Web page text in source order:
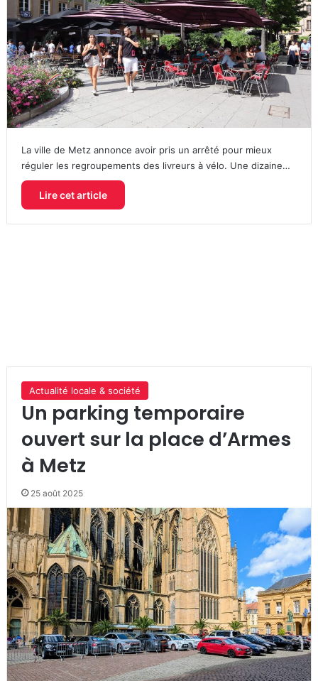
La ville de Metz annonce avoir pris un arrêté pour mieux
réguler les regroupements des livreurs à vélo. Une dizaine…
Lire cet article
Actualité locale & société
Un parking temporaire
ouvert sur la place d’Armes
à Metz
25 août 2025